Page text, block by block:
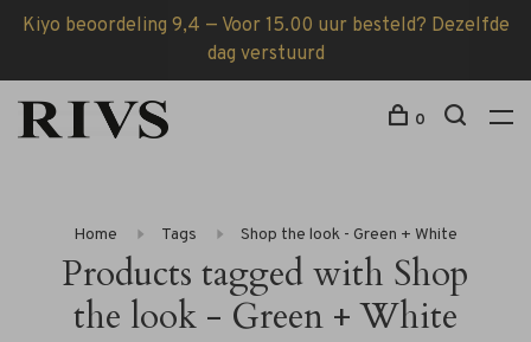
Kiyo beoordeling 9,4 — Voor 15.00 uur besteld? Dezelfde
dag verstuurd
0
Home Tags Shop the look - Green + White
Products tagged with Shop
the look - Green + White